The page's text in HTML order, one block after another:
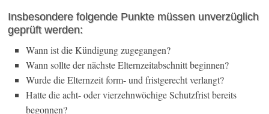
Insbesondere folgende Punkte müssen unverzüglich
geprüft werden:
Wann ist die Kündigung zugegangen?
Wann sollte der nächste Elternzeitabschnitt beginnen?
Wurde die Elternzeit form- und fristgerecht verlangt?
Hatte die acht- oder vierzehnwöchige Schutzfrist bereits
begonnen?